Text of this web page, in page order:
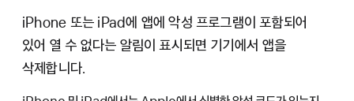
iPhone 또는 iPad에 앱에 악성 프로그램이 포함되어
있어 열 수 없다는 알림이 표시되면 기기에서 앱을
삭제합니다.